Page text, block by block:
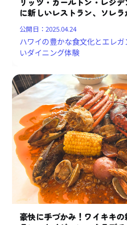
に新しいレストラン、ソレ
公開日：2025.04.24
ハワイの豊かな食文化とエレ
いダイニング体験
豪快に手づかみ！ワイキキ